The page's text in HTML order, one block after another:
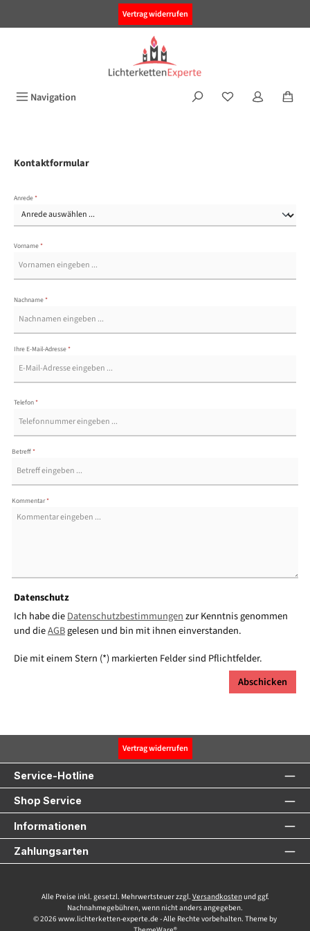
Vertrag widerrufen
Navigation
Kontaktformular
Anrede*
Vorname*
Nachname*
Ihre E-Mail-Adresse*
Telefon*
Betreff*
Kommentar*
Datenschutz
Ich habe dieDatenschutzbestimmungenzur Kenntnis genommen
und dieAGBgelesen und bin mit ihnen einverstanden.
Die mit einem Stern (*) markierten Felder sind Pflichtfelder.
Abschicken
Vertrag widerrufen
Service-Hotline
Shop Service
Informationen
Zahlungsarten
Alle Preise inkl. gesetzl. Mehrwertsteuer zzgl. Versandkostenund ggf.
Nachnahmegebühren, wenn nicht anders angegeben.
© 2026 www.lichterketten-experte.de - Alle Rechte vorbehalten. Theme by